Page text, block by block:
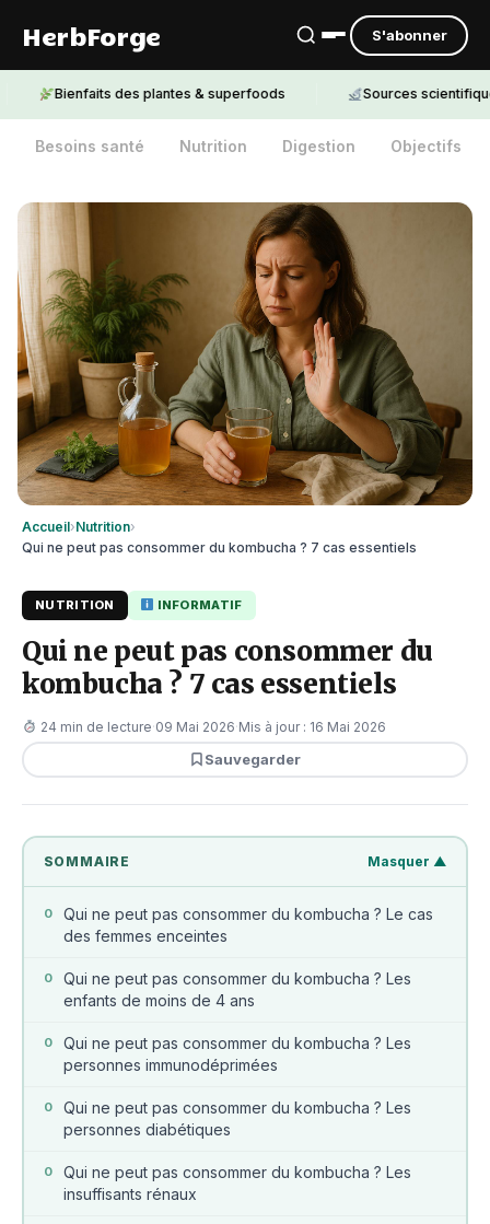
HerbForge S'abonner
Bienfaits des plantes & superfoods Sources scientifiques
Besoins santé Nutrition Digestion Objectifs
Accueil›Nutrition›
Qui ne peut pas consommer du kombucha ? 7 cas essentiels
NUTRITION INFORMATIF
Qui ne peut pas consommer du
kombucha ? 7 cas essentiels
24 min de lecture·09 Mai 2026·Mis à jour : 16 Mai 2026
Sauvegarder
SOMMAIRE Masquer ▲
0
Qui ne peut pas consommer du kombucha ? Le cas
des femmes enceintes
0
Qui ne peut pas consommer du kombucha ? Les
enfants de moins de 4 ans
0
Qui ne peut pas consommer du kombucha ? Les
personnes immunodéprimées
0
Qui ne peut pas consommer du kombucha ? Les
personnes diabétiques
0
Qui ne peut pas consommer du kombucha ? Les
insuffisants rénaux